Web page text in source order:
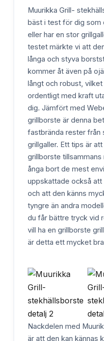
Muurikka Grill-
bäst i test för dig som
eller har en stor
testet märkte vi att
långa och styva
kommer åt även på
långt och robust,
ordentligt med kraft
dig. Jämfört med
grillborste är denna
fastbrända rester från
grillgaller. Ett tips är
grillborste
ånga bort de mest
uppskattade också
och att den känns
tyngre än andra
du får bättre tryck vid
vill ha en grillborste
är detta ett mycket
Nackdelen med
är att den kan kännas